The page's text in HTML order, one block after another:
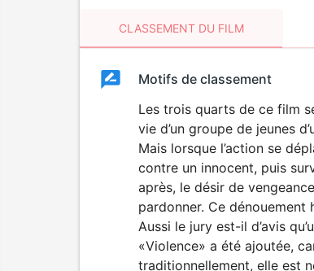
CLASSEMENT DU FILM
ClassementClassement
VIOLENCE
Motifs de classement
Les trois quarts de ce film
vie d’un groupe de jeunes
Mais lorsque l’action se
contre un innocent, puis
après, le désir de
pardonner. Ce dénouement
Aussi le jury est-il d’avis
«Violence» a été ajoutée,
traditionnellement, elle est